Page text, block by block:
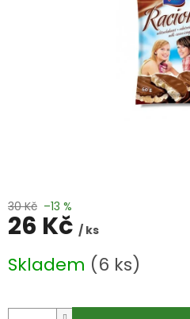
30 Kč –13 %
26 Kč / ks
cena:
Skladem (6 ks)